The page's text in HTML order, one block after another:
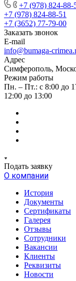
+7 (978) 824-88-
+7 (978) 824-88-51
+7 (3652) 77-79-00
Заказать звонок
E-mail
info@bumaga-
Адрес
Симферополь,
Режим работы
Пн. – Пт.: с 8:00 до
12:00 до 13:00
Подать заявку
О компании
История
Документы
Сертификаты
Галерея
Отзывы
Сотрудники
Вакансии
Клиенты
Реквизиты
Новости